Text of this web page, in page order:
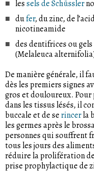
lessels de Schüssler
dufer, du zinc, de
nicotineamide
des dentifrices ou gels
(Melaleuca
De manière générale, il
dès les premiers signes
gros et douloureux.
dans les tissus lésés, il
buccale et de serincerla
les germes après le
personnes qui souffrent
tous les jours des
réduire la prolifération
prise prophylactique de